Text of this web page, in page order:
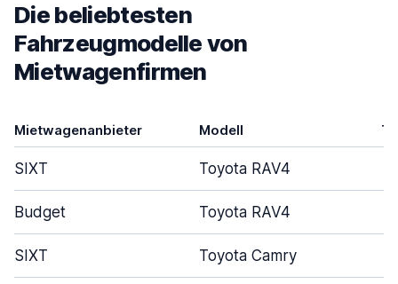
Die beliebtesten
Fahrzeugmodelle von
Mietwagenfirmen
Mietwagenanbieter Modell
SIXT Toyota RAV4
Budget Toyota RAV4
SIXT Toyota Camry